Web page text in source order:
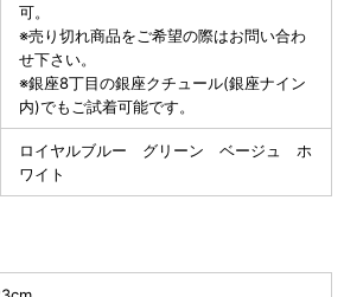
可。
※売り切れ商品をご希望の際はお問い合わ
せ下さい。
※銀座8丁目の銀座クチュール(銀座ナイン
内)でもご試着可能です。
ロイヤルブルー グリーン ベージュ ホ
ワイト